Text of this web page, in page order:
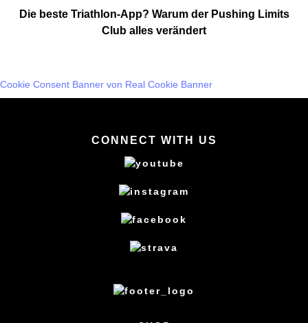
Die beste Triathlon-App? Warum der Pushing Limits
Club alles verändert
CONNECT WITH US
Cookie Consent Banner von Real Cookie Banner